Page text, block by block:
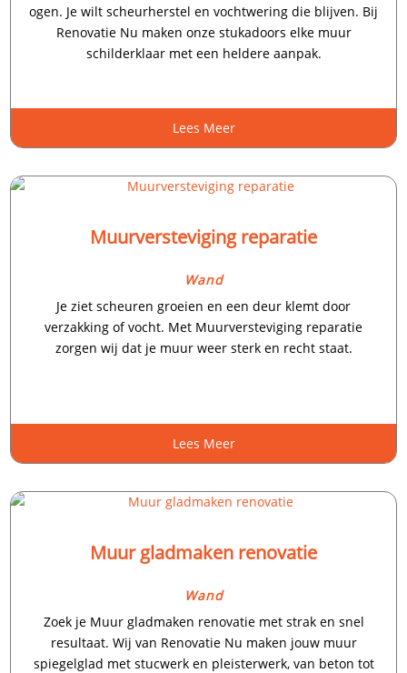
ogen.​ Je wilt scheurherstel en vochtwering die blijven.​ Bij
Renovatie Nu maken onze stukadoors elke muur
schilderklaar met een heldere aanpak.​
Lees Meer
Muurversteviging reparatie
Wand
Je ziet scheuren groeien en een deur klemt door
verzakking of vocht.​ Met Muurversteviging reparatie
zorgen wij dat je muur weer sterk en recht staat.​
Lees Meer
Muur gladmaken renovatie
Wand
Zoek je Muur gladmaken renovatie met strak en snel
resultaat.​ Wij van Renovatie Nu maken jouw muur
spiegelglad met stucwerk en pleisterwerk, van beton tot